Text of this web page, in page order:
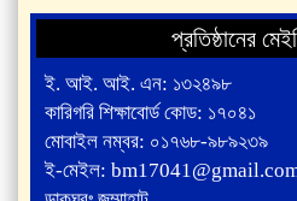
প্রতিষ্ঠানের
ই. আই. আই. এন: ১৩২৪৯৮
কারিগরি শিক্ষাবোর্ড কোড: ১৭০৪১
মোবাইল নম্বর: ০১৭৬৮-৯৮৯২৩৯
ই-মেইল: